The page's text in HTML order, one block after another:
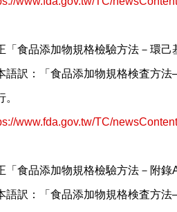
「食品添加物規格檢驗方法－環己
語訳：「食品添加物規格検査方
行。
www.fda.gov.tw/TC/
「食品添加物規格檢驗方法－附錄
語訳：「食品添加物規格検査方